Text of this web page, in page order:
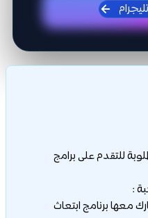
للتقدم على برامج
:
معها برنامج ابتعاث